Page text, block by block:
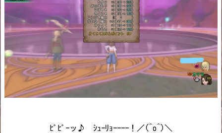
ﾋﾟﾋﾟｰッ♪ ｼｭｰﾘｮｰｰｰｰ！／(^o^)＼